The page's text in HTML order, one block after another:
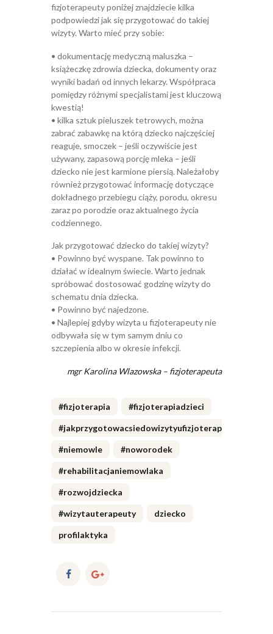
fizjoterapeuty poniżej znajdziecie kilka
podpowiedzi jak się przygotować do takiej
wizyty. Warto mieć przy sobie:
• dokumentację medyczną maluszka –
książeczkę zdrowia dziecka, dokumenty oraz
wyniki badań od innych lekarzy. Współpraca
pomiędzy różnymi specjalistami jest kluczową
kwestią!
• kilka sztuk pieluszek tetrowych, można
zabrać zabawkę na którą dziecko najczęściej
reaguje, smoczek – jeśli oczywiście jest
używany, zapasową porcję mleka – jeśli
dziecko nie jest karmione piersią. Należałoby
również przygotować informację dotyczące
dokładnego przebiegu ciąży, porodu, okresu
zaraz po porodzie oraz aktualnego życia
codziennego.
Jak przygotować dziecko do takiej wizyty?
• Powinno być wyspane. Tak powinno to
działać w idealnym świecie. Warto jednak
spróbować dostosować godzinę wizyty do
schematu dnia dziecka.
• Powinno być najedzone.
• Najlepiej gdyby wizyta u fizjoterapeuty nie
odbywała się w tym samym dniu co
szczepienia albo w okresie infekcji.
mgr Karolina Wlazowska – fizjoterapeuta
#fizjoterapia #fizjoterapiadzieci
#jakprzygotowacsiedowizytyufizjoterapeuty
#niemowle #noworodek
#rehabilitacjaniemowlaka
#rozwojdziecka
#wizytauterapeuty dziecko
profilaktyka